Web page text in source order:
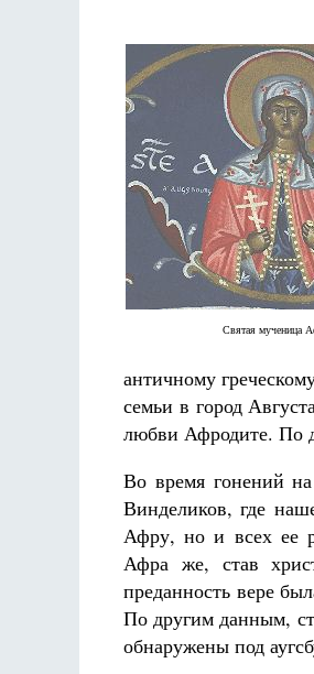
Святая мученица
античному
семьи в город
любви Афродите. По
Во время гонений
Винделиков, где
Афру, но и всех ее
Афра же, став
преданность вере
По другим данным,
обнаружены под